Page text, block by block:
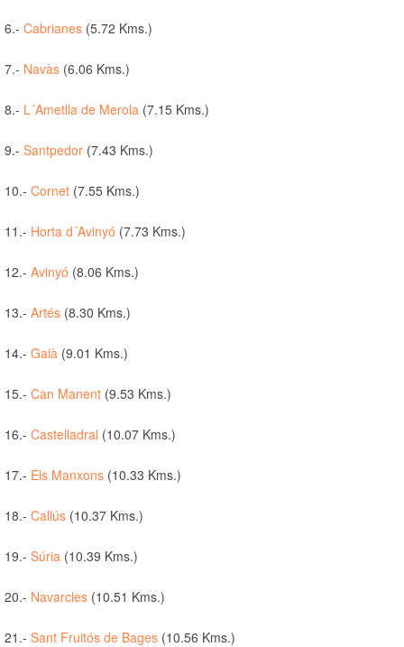
6.- Cabrianes (5.72 Kms.)
7.- Navàs (6.06 Kms.)
8.- L´Ametlla de Merola (7.15 Kms.)
9.- Santpedor (7.43 Kms.)
10.- Cornet (7.55 Kms.)
11.- Horta d´Avinyó (7.73 Kms.)
12.- Avinyó (8.06 Kms.)
13.- Artés (8.30 Kms.)
14.- Gaià (9.01 Kms.)
15.- Can Manent (9.53 Kms.)
16.- Castelladral (10.07 Kms.)
17.- Els Manxons (10.33 Kms.)
18.- Callús (10.37 Kms.)
19.- Súria (10.39 Kms.)
20.- Navarcles (10.51 Kms.)
21.- Sant Fruitós de Bages (10.56 Kms.)